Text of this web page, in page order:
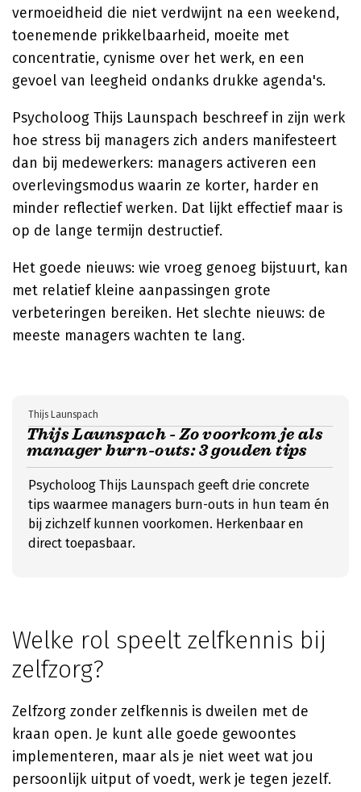
vermoeidheid die niet verdwijnt na een weekend,
toenemende prikkelbaarheid, moeite met
concentratie, cynisme over het werk, en een
gevoel van leegheid ondanks drukke agenda's.
Psycholoog Thijs Launspach beschreef in zijn werk
hoe stress bij managers zich anders manifesteert
dan bij medewerkers: managers activeren een
overlevingsmodus waarin ze korter, harder en
minder reflectief werken. Dat lijkt effectief maar is
op de lange termijn destructief.
Het goede nieuws: wie vroeg genoeg bijstuurt, kan
met relatief kleine aanpassingen grote
verbeteringen bereiken. Het slechte nieuws: de
meeste managers wachten te lang.
Thijs Launspach - Zo voorkom je als
manager burn-outs: 3 gouden tips
Thijs Launspach
Psycholoog Thijs Launspach geeft drie concrete
tips waarmee managers burn-outs in hun team én
bij zichzelf kunnen voorkomen. Herkenbaar en
direct toepasbaar.
Welke rol speelt zelfkennis bij
zelfzorg?
Zelfzorg zonder zelfkennis is dweilen met de
kraan open. Je kunt alle goede gewoontes
implementeren, maar als je niet weet wat jou
persoonlijk uitput of voedt, werk je tegen jezelf.